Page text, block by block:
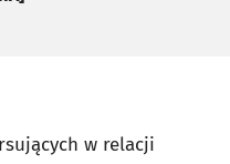
w relacji